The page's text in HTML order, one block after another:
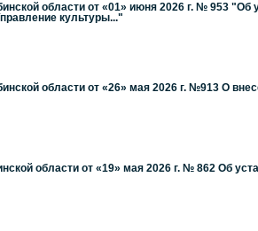
области от «01» июня 2026 г. № 953
культуры..."
области от «26» мая 2026 г. №913 О
области от «19» мая 2026 г. № 862 Об